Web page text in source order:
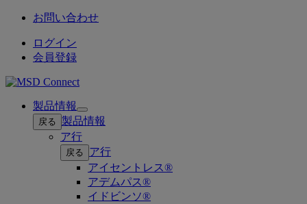
お問い合わせ
ログイン
会員登録
製品情報
Open
submenu
戻る 製品情報
ア行
戻る
ア行
アイセントレス®
アデムパス®
イドビンソ®